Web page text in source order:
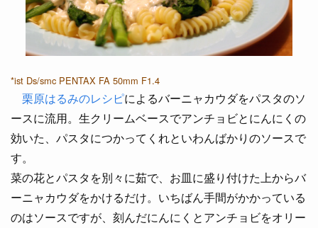
*ist Ds/smc PENTAX FA 50mm F1.4
栗原はるみのレシピによるバーニャカウダをパスタのソ
ースに流用。生クリームベースでアンチョビとにんにくの
効いた、パスタにつかってくれといわんばかりのソースで
す。
菜の花とパスタを別々に茹で、お皿に盛り付けた上からバ
ーニャカウダをかけるだけ。いちばん手間がかかっている
のはソースですが、刻んだにんにくとアンチョビをオリー